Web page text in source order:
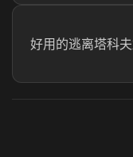
好用的逃离塔科